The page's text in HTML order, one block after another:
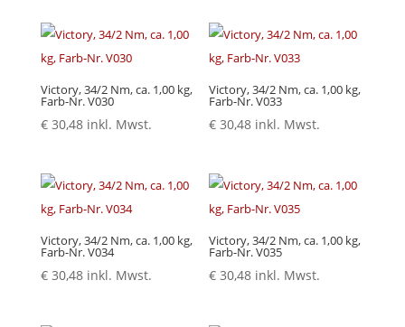
Victory, 34/2 Nm, ca. 1,00 kg,
Farb-Nr. V030
€30,48 inkl. Mwst.
Victory, 34/2 Nm, ca. 1,00 kg,
Farb-Nr. V033
€ 30,48 inkl. Mwst.
Victory, 34/2 Nm, ca. 1,00 kg,
Farb-Nr. V034
€30,48 inkl. Mwst.
Victory, 34/2 Nm, ca. 1,00 kg,
Farb-Nr. V035
€ 30,48 inkl. Mwst.